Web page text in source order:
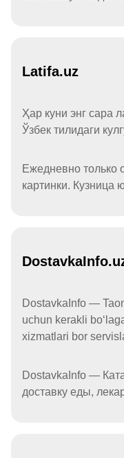
Latifa.uz
Ҳар куни энг сара
Ўзбек тилидаги
Ежедневно только
картинки. Кузница
DostavkaInfo —
uchun kerakli
xizmatlari bor
DostavkaInfo —
доставку еды,